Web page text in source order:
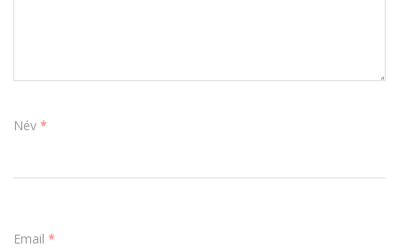
Név *
Email *